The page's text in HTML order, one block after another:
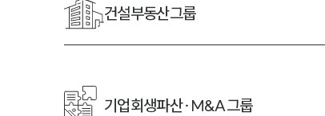
건설부동산그룹
기업회생파산·M&A그룹